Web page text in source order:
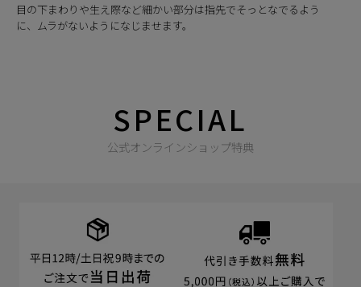
目の下まわりや生え際など細かい部分は指先でそっとなでるよう
に、ムラがないようになじませます。
SPECIAL
公式オンラインショップ特典